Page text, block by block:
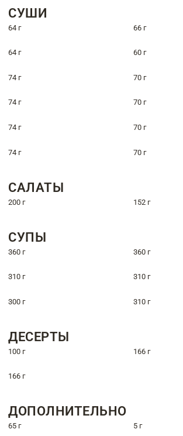
СУШИ
64 г 66 г
64 г 60 г
74 г 70 г
74 г 70 г
74 г 70 г
74 г 70 г
САЛАТЫ
200 г 152 г
СУПЫ
360 г 360 г
310 г 310 г
300 г 310 г
ДЕСЕРТЫ
100 г 166 г
166 г
ДОПОЛНИТЕЛЬНО
65 г 5 г